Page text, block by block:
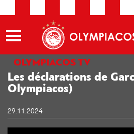
OLYMPIACOS TV
Les déclarations de
Olympiacos)
29.11.2024